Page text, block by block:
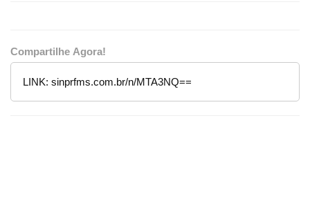
Compartilhe Agora!
LINK: sinprfms.com.br/n/MTA3NQ==